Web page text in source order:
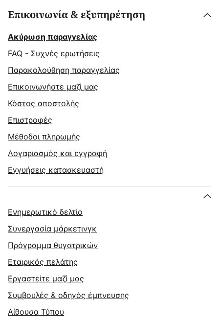
Επικοινωνία & εξυπηρέτηση
Ακύρωση παραγγελίας
FAQ - Συχνές ερωτήσεις
Παρακολούθηση παραγγελίας
Επικοινωνήστε μαζί μας
Κόστος αποστολής
Επιστροφές
Μέθοδοι πληρωμής
Λογαριασμός και εγγραφή
Εγγυήσεις κατασκευαστή
Ενημερωτικό δελτίο
Συνεργασία μάρκετινγκ
Πρόγραμμα θυγατρικών
Εταιρικός πελάτης
Εργαστείτε μαζί μας
Συμβουλές & οδηγός έμπνευσης
Αίθουσα Τύπου